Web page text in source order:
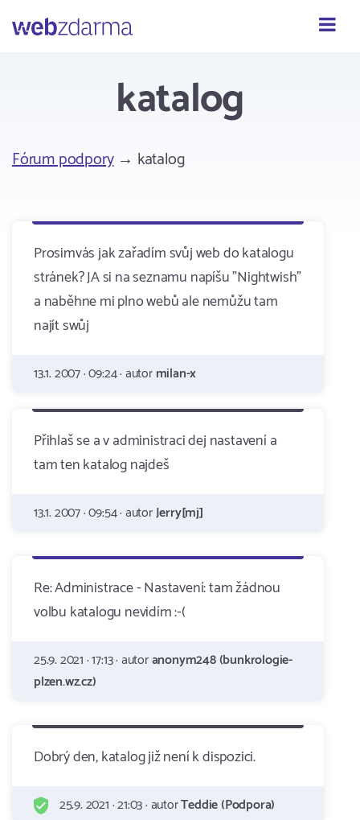
Webzdarma
katalog
Fórum podpory→ katalog
Prosimvás jak zařadím svůj web do katalogu
stránek? JA si na seznamu napíšu "Nightwish"
a naběhne mi plno webů ale nemůžu tam
najít swůj
13.1. 2007 · 09:24 · autormilan-x
Přihlaš se a v administraci dej nastavení a
tam ten katalog najdeš
13.1. 2007 · 09:54 · autorJerry[mj]
Re: Administrace - Nastavení: tam žádnou
volbu katalogu nevidím :-(
25.9. 2021 · 17:13 · autoranonym248 (bunkrologie-
plzen.wz.cz)
Dobrý den, katalog již není k dispozici.
25.9. 2021 · 21:03 · autorTeddie (Podpora)